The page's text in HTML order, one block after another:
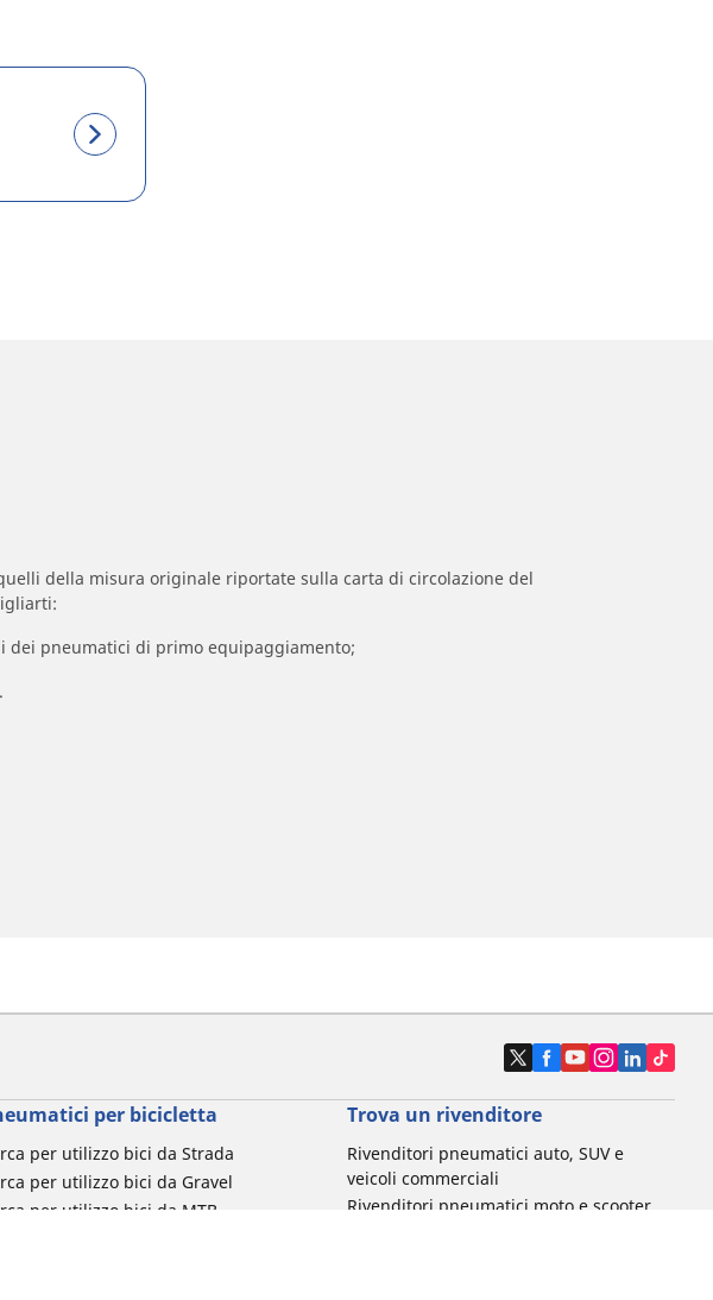
della misura originale riportate sulla carta di circolazione del
dei pneumatici di primo equipaggiamento;
per bicicletta
per utilizzo bici da Strada
per utilizzo bici da Gravel
per utilizzo bici da MTB
Trova un rivenditore
Rivenditori pneumatici auto, SUV e
veicoli commerciali
Rivenditori pneumatici moto e scooter